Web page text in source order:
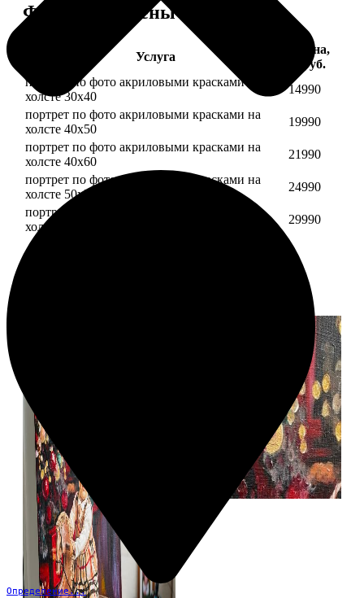
Определение...
Форматы и цены
Услуга
Цена,
руб.
портрет по фото акриловыми красками на
холсте 30х40
14990
портрет по фото акриловыми красками на
холсте 40х50
19990
портрет по фото акриловыми красками на
холсте 40х60
21990
портрет по фото акриловыми красками на
холсте 50х70
24990
портрет по фото акриловыми красками на
холсте 60х70
29990